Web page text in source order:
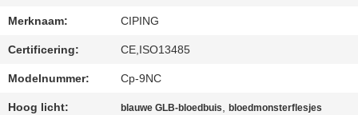
Merknaam: CIPING
Certificering: CE,ISO13485
Modelnummer: Cp-9NC
Hoog licht: blauwe GLB-bloedbuis,bloedmonsterflesjes